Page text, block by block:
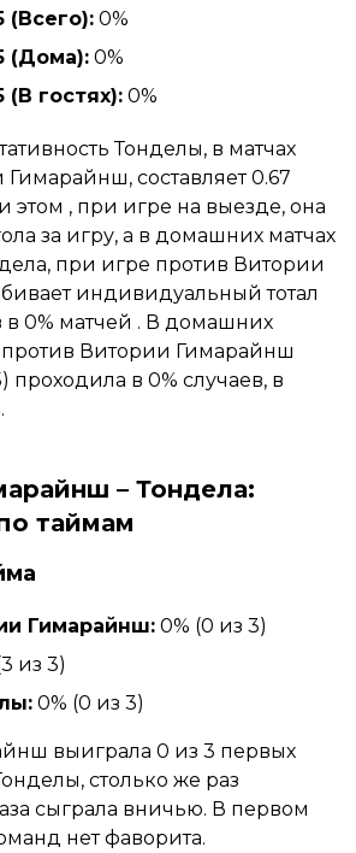
(Всего): 0%
(Дома): 0%
(В гостях): 0%
Тонделы, в матчах
составляет 0.67
этом , при игре на выезде, она
за игру, а в домашних матчах
при игре против Витории
индивидуальный тотал
в 0% матчей . В домашних
против Витории Гимарайнш
проходила в 0% случаев, в
– Тондела:
таймам
Гимарайнш: 0% (0 из 3)
из 3)
0% (0 из 3)
выиграла 0 из 3 первых
столько же раз
сыграла вничью. В первом
нет фаворита.